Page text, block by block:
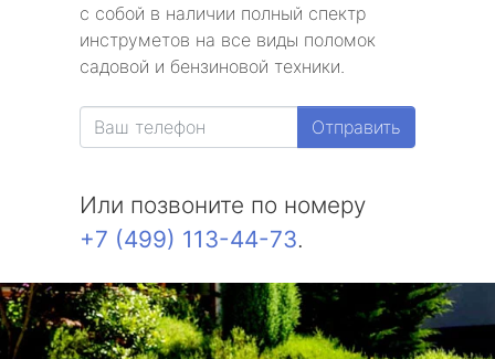
с собой в наличии полный спектр
инструметов на все виды поломок
садовой и бензиновой техники.
Отправить
Или позвоните по номеру
+7 (499) 113-44-73.